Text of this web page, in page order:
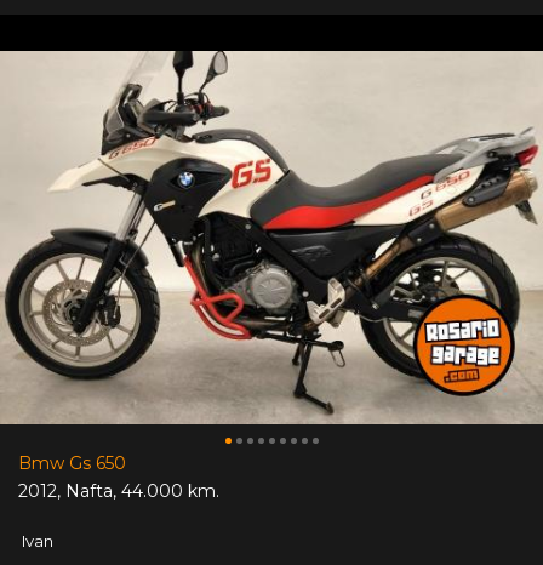
Bmw Gs 650
2012, Nafta, 44.000 km.
Ivan